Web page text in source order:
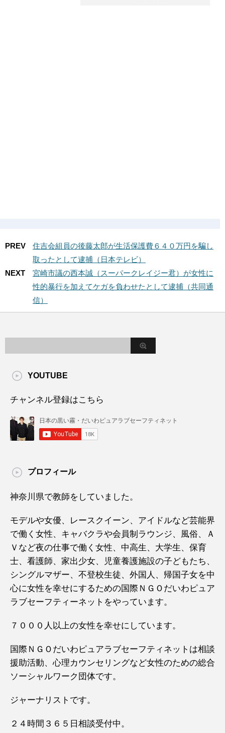
PREV
住吉会組員の後藤太郎が生活保護費６４０万円を騙し
取ったとして逮捕（日本テレビ）
NEXT
宮崎市議の西本誠（スーパークレイジー君）が女性に
性的暴行を加えてケガを負わせたとして逮捕（共同通
信）
YOUTUBE
チャンネル登録はこちら
プロフィール
神奈川県で教師をしていました。
モデルや女優、レースクイーン、アイドルなど芸能界
で働く女性、キャバクラや会員制ラウンジ、風俗、Ａ
Ｖなど夜の仕事で働く女性、中高生、大学生、保育
士、看護師、家出少女、児童養護施設の子どもたち、
シングルマザー、不登校生徒、外国人、帰国子女を中
心に女性を幸せにするための国際ＮＧＯだいわピュア
ラブセーフティーネットをやっています。
７０００人以上の女性を幸せにしています。
国際ＮＧＯだいわピュアラブセーフティネットは相談
援助活動、心理カウンセリングなど女性のための総合
ソーシャルワーク団体です。
ジャーナリストです。
２４時間３６５日相談受付中。